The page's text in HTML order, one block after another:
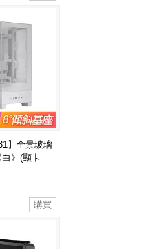
】全景玻璃
》(顯卡